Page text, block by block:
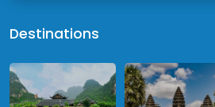
Destinations